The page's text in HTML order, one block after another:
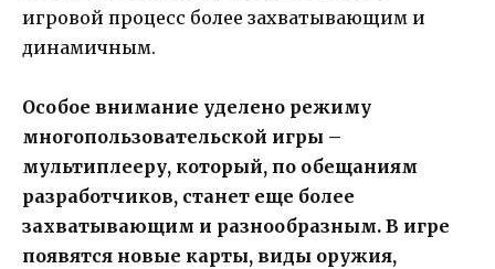
игровой процесс более захватывающим и
динамичным.
Особое внимание уделено режиму
многопользовательской игры –
мультиплееру, который, по обещаниям
разработчиков, станет еще более
захватывающим и разнообразным. В игре
появятся новые карты, виды оружия,